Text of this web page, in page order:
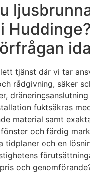
tjänst där vi tar
rådgivning, säker
fuktsäkras
material samt
och färdig
tidplaner och en
och